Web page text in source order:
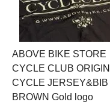
ABOVE BIKE STORE
CYCLE CLUB
CYCLE JERSEY&BIB
BROWN Gold logo